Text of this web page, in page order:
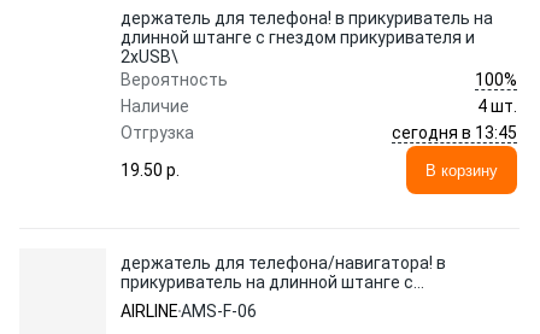
держатель для телефона! в прикуриватель на
длинной штанге с гнездом прикуривателя и
2xUSB\
Вероятность
100%
Наличие
4 шт.
Отгрузка
сегодня в 13:45
19.50 p.
В корзину
держатель для телефона/навигатора! в
прикуриватель на длинной штанге с
зарядкой USB\
AIRLINEAMS-F-06